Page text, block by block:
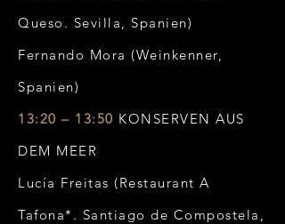
Queso. Sevilla, Spanien)
Fernando Mora (Weinkenner,
Spanien)
13:20 – 13:50 KONSERVEN AUS
DEM MEER
Lucía Freitas (Restaurant A
Tafona*. Santiago de Compostela,